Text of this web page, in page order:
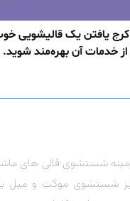
یافتن یک قالیشویی
خدمات آن بهره‌مند شوید.
زمینه شستشوی قالی های
شستشوی موکت و مبل